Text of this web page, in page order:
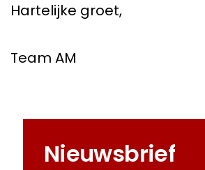
Hartelijke groet,
Team AM
Nieuwsbrief